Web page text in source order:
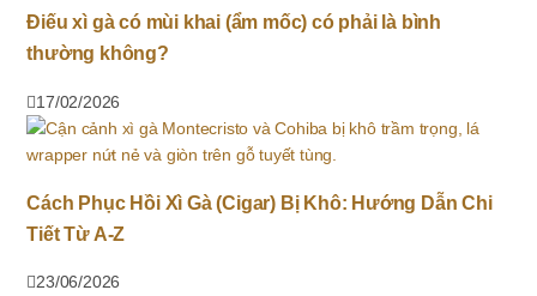
Điếu xì gà có mùi khai (ẩm mốc) có phải là bình
thường không?
17/02/2026
Cách Phục Hồi Xì Gà (Cigar) Bị Khô: Hướng Dẫn Chi
Tiết Từ A-Z
23/06/2026